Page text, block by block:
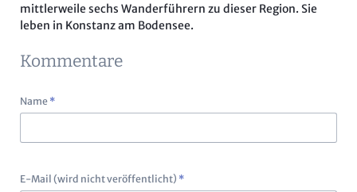
mittlerweile sechs Wanderführern zu dieser Region. Sie
leben in Konstanz am Bodensee.
Kommentare
Pflichtfeld
Name *
Pflichtfeld
E-Mail (wird nicht veröffentlicht) *